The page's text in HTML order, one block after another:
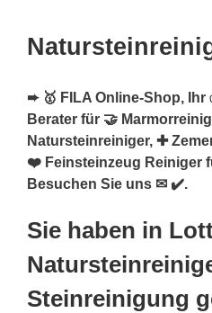
➨ 🥇 FILA Online-Shop, Ihr
Berater für 🤝
Natursteinreiniger, ✚
❤️ Feinsteinzeug Reiniger
Besuchen Sie uns ✉ ✔️.
Sie haben in
Steinreinigung